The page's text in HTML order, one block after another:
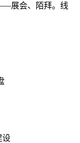
展会、陌拜。线
设